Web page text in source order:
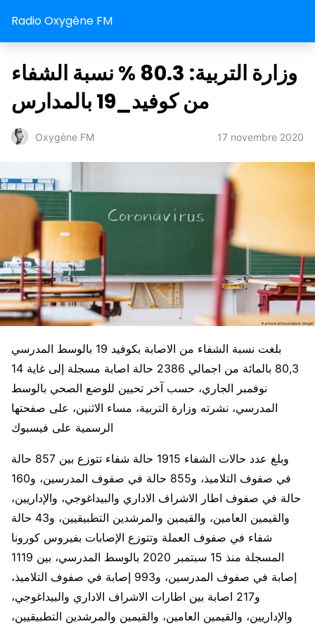
Radio Oxygène FM
وزارة التربية: 80.3 % نسبة الشفاء
من كوفيد_19 بالمدارس
Oxygène FM 17 novembre 2020
بلغت نسبة الشفاء من الاصابة بكوفيد 19 بالوسط المدرسي
80,3 بالمائة من اجمالي 2386 حالة اصابة مسجلة إلى غاية 14
نوفمبر الجاري، حسب آخر تحيين للوضع الصحي بالوسط
المدرسي، نشرته وزارة التربية، مساء الاثنين، على صفحتها
الرسمية على فيسبوك
وبلغ عدد حالات الشفاء 1915 حالة شفاء تتوزع بين 857 حالة
في صفوف التلاميذ، و855 حالة في صفوف المدرسين، و160
حالة في صفوف اطار الاشراف الاداري والبيداغوجي، والإداريين،
والقيمين العامين، والقيمين والمرشدين التطبيقيين، و43 حالة
شفاء في صفوف العملة وتتوزع الإصابات بفيروس كورونا
المسجلة منذ 15 سبتمبر 2020 بالوسط المدرسي، بين 1119
إصابة في صفوف المدرسين، و993 إصابة في صفوف التلاميذ،
و217 اصابة بين اطارات الاشراف الاداري والبيداغوجي،
والإداريين، والقيمين العامين، والقيمين والمرشدين التطبيقيين،